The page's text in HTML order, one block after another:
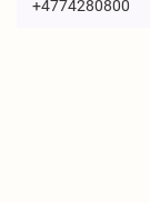
+4774280800